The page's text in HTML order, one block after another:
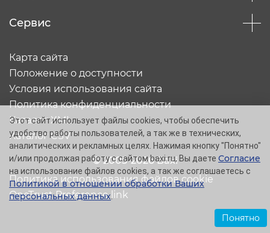
Сервис
© 2005-2026 Baxi
Карта сайта
Положение о доступности
Условия использования сайта
Политика конфиденциальности
Каталог XML
Каталог CSV
Политика использования файлов cookie
OneTrust Preference link
Этот сайт использует файлы cookies, чтобы обеспечить
удобство работы пользователей, а так же в технических,
аналитических и рекламных целях. Нажимая кнопку "Понятно"
и/или продолжая работу с сайтом baxi.ru, Вы даете Согласие
на использование файлов cookies, а так же соглашаетесь с
Политикой в отношении обработки Ваших
персональных данных.
Понятно